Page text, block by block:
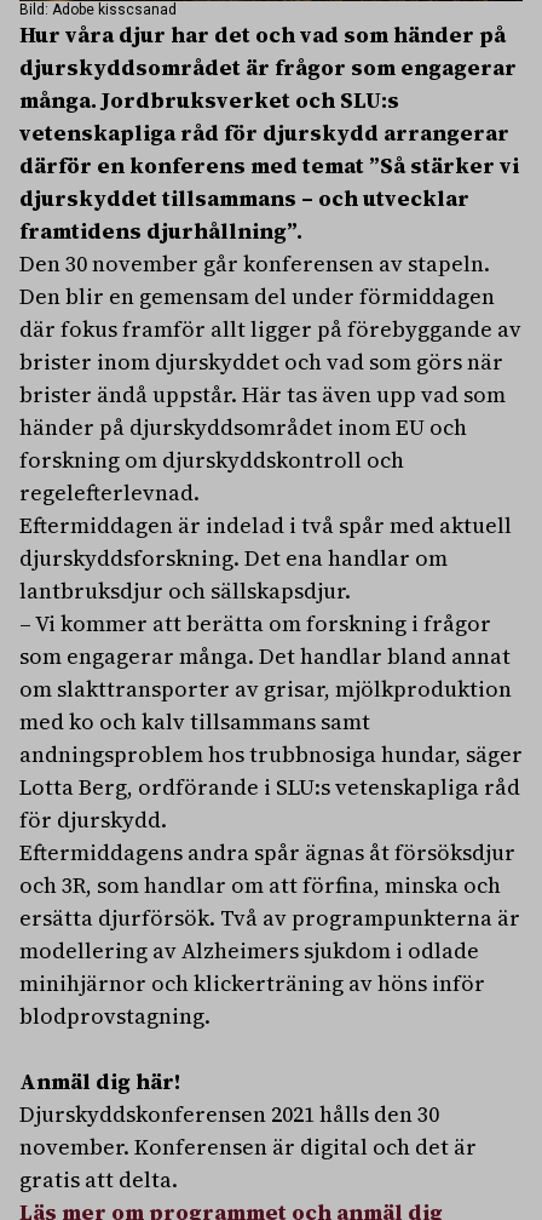
Bild: Adobe kisscsanad
Hur våra djur har det och vad som händer på
djurskyddsområdet är frågor som engagerar
många. Jordbruksverket och SLU:s
vetenskapliga råd för djurskydd arrangerar
därför en konferens med temat ”Så stärker vi
djurskyddet tillsammans – och utvecklar
framtidens djurhållning”.
Den 30 november går konferensen av stapeln.
Den blir en gemensam del under förmiddagen
där fokus framför allt ligger på förebyggande av
brister inom djurskyddet och vad som görs när
brister ändå uppstår. Här tas även upp vad som
händer på djurskyddsområdet inom EU och
forskning om djurskyddskontroll och
regelefterlevnad.
Eftermiddagen är indelad i två spår med aktuell
djurskyddsforskning. Det ena handlar om
lantbruksdjur och sällskapsdjur.
– Vi kommer att berätta om forskning i frågor
som engagerar många. Det handlar bland annat
om slakttransporter av grisar, mjölkproduktion
med ko och kalv tillsammans samt
andningsproblem hos trubbnosiga hundar, säger
Lotta Berg, ordförande i SLU:s vetenskapliga råd
för djurskydd.
Eftermiddagens andra spår ägnas åt försöksdjur
och 3R, som handlar om att förfina, minska och
ersätta djurförsök. Två av programpunkterna är
modellering av Alzheimers sjukdom i odlade
minihjärnor och klickerträning av höns inför
blodprovstagning.
Anmäl dig här!
Djurskyddskonferensen 2021 hålls den 30
november. Konferensen är digital och det är
gratis att delta.
Läs mer om programmet och anmäl dig